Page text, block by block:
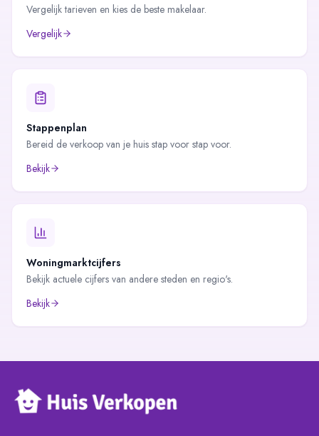
Vergelijk tarieven en kies de beste makelaar.
Vergelijk
Stappenplan
Bereid de verkoop van je huis stap voor stap voor.
Bekijk
Woningmarktcijfers
Bekijk actuele cijfers van andere steden en regio's.
Bekijk